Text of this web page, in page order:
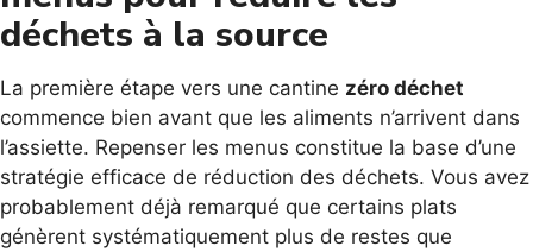
déchets à la source
La première étape vers une cantine zéro déchet
commence bien avant que les aliments n’arrivent dans
l’assiette. Repenser les menus constitue la base d’une
stratégie efficace de réduction des déchets. Vous avez
probablement déjà remarqué que certains plats
génèrent systématiquement plus de restes que